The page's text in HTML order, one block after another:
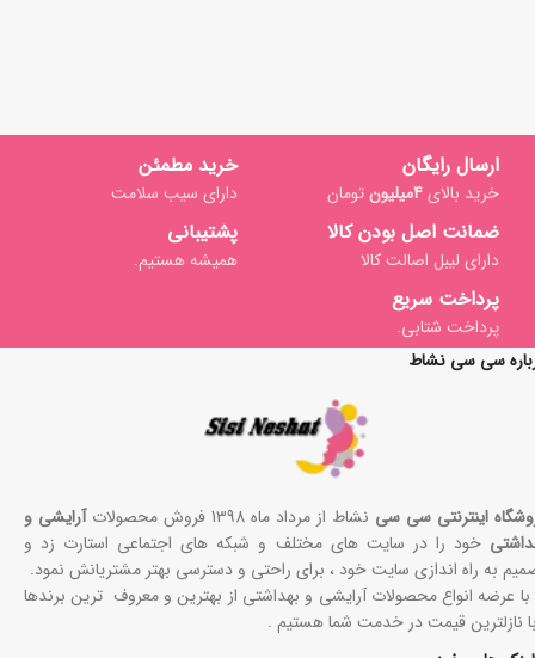
ارسال رایگان
خرید بالای4میلیون تومان
خرید مطمئن
دارای سیب سلامت
ضمانت اصل بودن کالا
دارای لیبل اصالت کالا
پشتیبانی
همیشه هستیم.
پرداخت سریع
پرداخت شتابی.
سی سی نشاط
اینترنتی سی سی نشاط از مرداد ماه 1398 فروش محصولات
آرایشی و
خود را در سایت های مختلف و شبکه های اجتماعی استارت زد و
به راه اندازی سایت خود ، برای راحتی و دسترسی بهتر مشتریانش نمود.
با عرضه انواع محصولات آرایشی و بهداشتی از بهترین و معروف ترین برندها
نازلترین قیمت در خدمت شما هستیم .